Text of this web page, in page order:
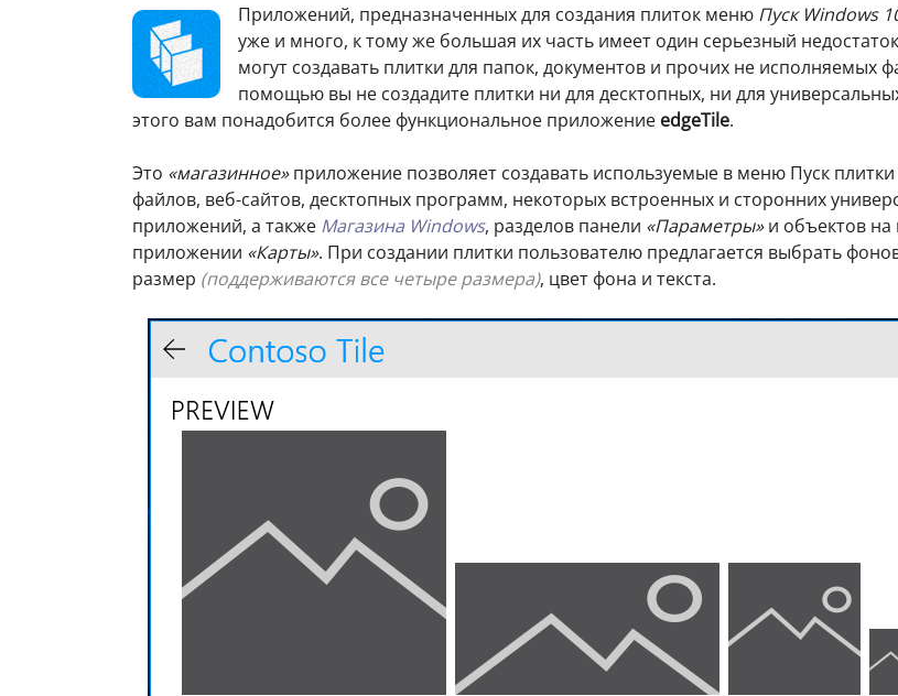
Приложений, предназначенных для создания плиток меню Пуск Windows
уже и много, к тому же большая их часть имеет один серьезный
могут создавать плитки для папок, документов и прочих не исполняемых
помощью вы не создадите плитки ни для десктопных, ни для
этого вам понадобится более функциональное приложение edgeTile.
Это «магазинное»приложение позволяет создавать используемые в меню Пуск плитки
файлов, веб-сайтов, десктопных программ, некоторых встроенных и сторонних
приложений, а также Магазина Windows, разделов панели «Параметры»и объектов на
приложении «Карты». При создании плитки пользователю предлагается выбрать
размер (поддерживаются все четыре размера), цвет фона и текста.